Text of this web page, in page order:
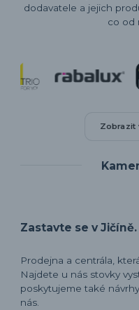
dodavatele a jejich
co od
Zobrazit
Zastavte se v Jičíně.
Prodejna a centrála,
Najdete u nás stovky
poskytujeme také
nás.